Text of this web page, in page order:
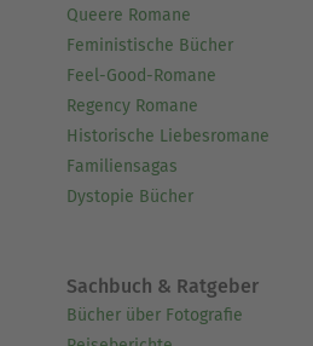
Queere Romane
Feministische Bücher
Feel-Good-Romane
Regency Romane
Historische Liebesromane
Familiensagas
Dystopie Bücher
Sachbuch & Ratgeber
Bücher über Fotografie